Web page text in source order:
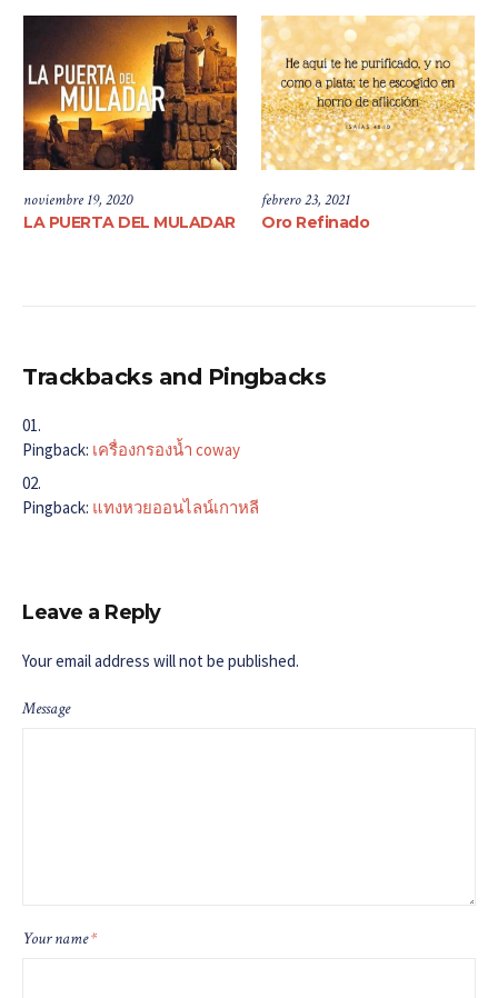
noviembre 19, 2020
LA PUERTA DEL MULADAR
febrero 23, 2021
Oro Refinado
Trackbacks and Pingbacks
Pingback: เครื่องกรองน้ำ coway
Pingback: แทงหวยออนไลน์เกาหลี
Leave a Reply
Your email address will not be published.
Message
Your name*